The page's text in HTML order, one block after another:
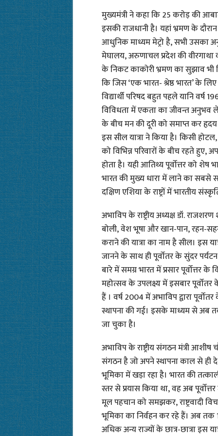
मुख्यमंत्री ने कहा कि 25 करोड़ की
इसकी राजधानी है। यहां भ्रमण के
आधुनिक माध्यम मेट्रो है, सभी उसका
मेघालय, अरुणाचल प्रदेश की वीरगाथा
के निकट काकोरी भ्रमण का सुझाव भी
कि जिस ‘एक भारत- श्रेष्ठ भारत’ के
विद्यार्थी परिषद बहुत पहले यानि वर्ष
विविधता में एकता का जीवन्त अनुभव
के बीच मन की दूरी को समाप्त कर
इस सील यात्रा ने किया है। किसी
को विभिन्न परिवारों के बीच रहते हुए,
होता है। यही आतिथ्य पूर्वोत्तर को
भारत की मुख्य धारा में लाने का सबसे
दक्षिण एशिया के राष्ट्रों में भारतीय
अभाविप के राष्ट्रीय अध्यक्ष डॉ.
बोली, वेश भूषा और खान-पान, रहन-
कराने की यात्रा का नाम है सील। इस
जानने के साथ ही पूर्वोतर के सुंदर
बारे में समग्र भारत में प्रसार पूर्वोत्तर के
महोत्सव के उपलक्ष्य में इसबार पूर्वोतर
हैं । वर्ष 2004 में अभाविप द्वारा
स्थापना की गई। इसके माध्यम से अब
जा चुका है।
अभाविप के राष्ट्रीय संगठन मंत्री आशीष
संगठन है जो अपने स्थापना काल से ही
भूमिका में खड़ा रहा है। भारत की
स्तर से प्रयास किया था, वह अब
मूल पहचान को समझकर, राष्ट्रवादी
भूमिका का निर्वहन कर रहे हैं। अब तक
अधिक अन्य राज्यों के छात्र-छात्रा इस